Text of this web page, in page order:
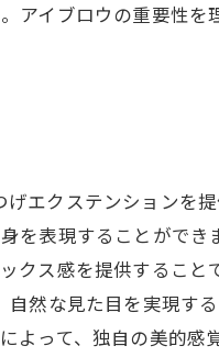
アイブロウの重要性
エクステンションを
を表現することがで
クス感を提供するこ
然な見た目を実現
よって、独自の美的